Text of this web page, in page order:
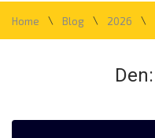
Home \ Blog \ 2026 \
Den: